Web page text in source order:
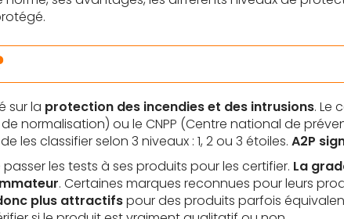
sur la protection des incendies et des intrusions. Le
normalisation) ou le CNPP (Centre national de
classifier selon 3 niveaux : 1, 2 ou 3 étoiles. A2P
les tests à ses produits pour les certifier. La
. Certaines marques reconnues pour leurs
plus attractifspour des produits parfois